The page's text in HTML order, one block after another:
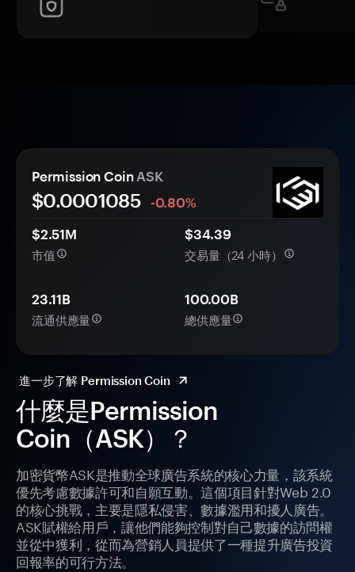
什麼是Permission
Coin（ASK）？
加密貨幣ASK是推動全球廣告系統的核心力量，該系統
優先考慮數據許可和自願互動。這個項目針對Web 2.0
的核心挑戰，主要是隱私侵害、數據濫用和擾人廣告。
ASK賦權給用戶，讓他們能夠控制對自己數據的訪問權
並從中獲利，從而為營銷人員提供了一種提升廣告投資
回報率的可行方法。
Permission Coin ASK
$0.0001085
-0.80%
$2.51M
市值
$34.39
交易量（24 小時）
23.11B
流通供應量
100.00B
總供應量
進一步了解 Permission Coin